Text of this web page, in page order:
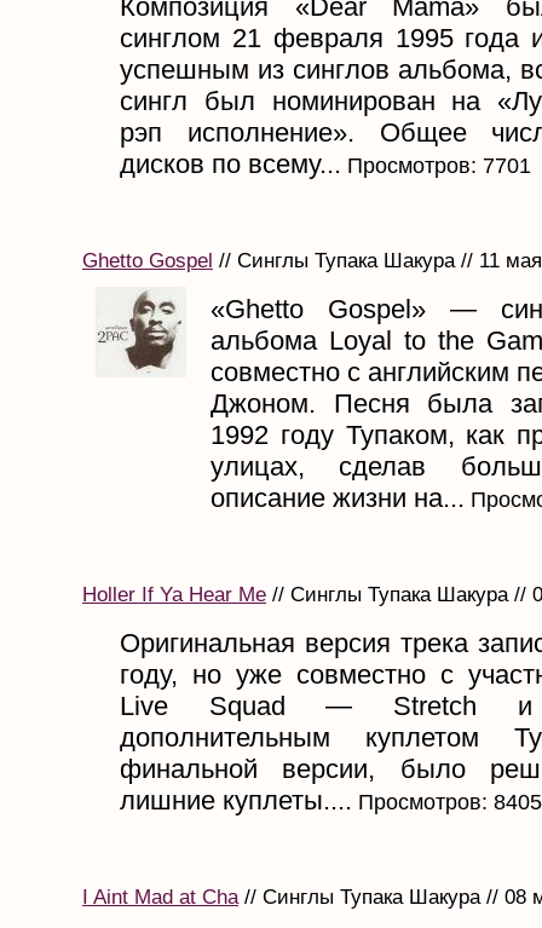
Композиция «Dear Mama»
синглом 21 февраля 1995 года
успешным из синглов альбома,
сингл был номинирован на
рэп исполнение». Общее
дисков по всему... Просмотров: 7701
Ghetto Gospel // Синглы Тупака Шакура // 11
«Ghetto Gospel» —
альбома Loyal to the
совместно с английским
Джоном. Песня была
1992 году Тупаком, как
улицах, сделав
описание жизни на...
Holler If Ya Hear Me // Синглы Тупака Шакура //
Оригинальная версия трека
году, но уже совместно с
Live Squad — Stretch и
дополнительным куплетом
финальной версии, было
лишние куплеты.... Просмотров: 8405
I Aint Mad at Cha// Синглы Тупака Шакура // 08